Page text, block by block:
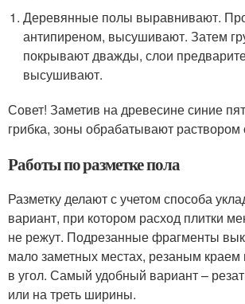
Деревянные полы выравнивают.
антипиреном, высушивают. Затем
покрывают дважды, слои
высушивают.
Совет! Заметив на древесине синие
грибка, зоны обрабатывают раствором
Работы по разметке пола
Разметку делают с учетом способа
вариант, при котором расход плитки
не режут. Подрезанные фрагменты
мало заметных местах, резаным краем
в угол. Самый удобный вариант –
или на треть ширины.